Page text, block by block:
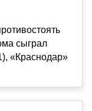
сыграл
«Краснодар»